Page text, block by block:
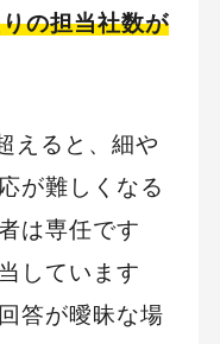
の担当社数が
えると、細や
が難しくなる
は専任です
しています
答が曖昧な場